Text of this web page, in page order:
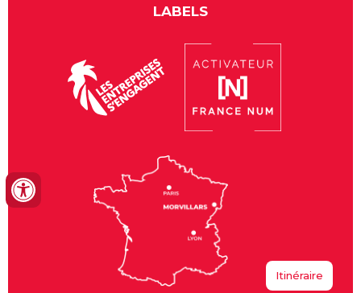
LABELS
Itinéraire